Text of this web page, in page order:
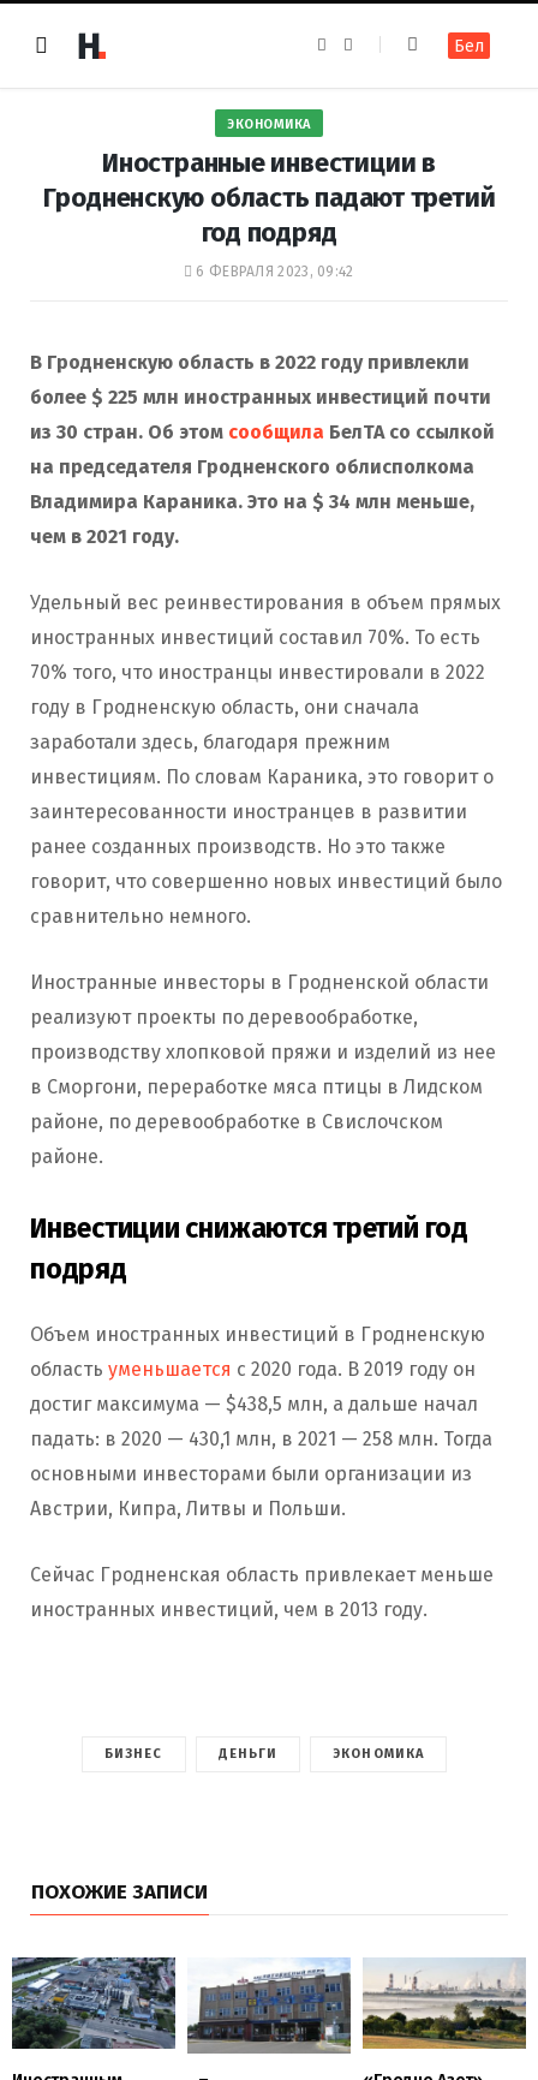
e
k
t
a
m
Бел
ЭКОНОМИКА
Иностранные инвестиции в
Гродненскую область падают третий
год подряд
6 ФЕВРАЛЯ 2023, 09:42
В Гродненскую область в 2022 году привлекли
более $ 225 млн иностранных инвестиций почти
из 30 стран. Об этом сообщила БелТА со ссылкой
на председателя Гродненского облисполкома
Владимира Караника. Это на $ 34 млн меньше,
чем в 2021 году.
Удельный вес реинвестирования в объем прямых
иностранных инвестиций составил 70%. То есть
70% того, что иностранцы инвестировали в 2022
году в Гродненскую область, они сначала
заработали здесь, благодаря прежним
инвестициям. По словам Караника, это говорит о
заинтересованности иностранцев в развитии
ранее созданных производств. Но это также
говорит, что совершенно новых инвестиций было
сравнительно немного.
Иностранные инвесторы в Гродненской области
реализуют проекты по деревообработке,
производству хлопковой пряжи и изделий из нее
в Сморгони, переработке мяса птицы в Лидском
районе, по деревообработке в Свислочском
районе.
Инвестиции снижаются третий год
подряд
Объем иностранных инвестиций в Гродненскую
область уменьшается с 2020 года. В 2019 году он
достиг максимума — $438,5 млн, а дальше начал
падать: в 2020 — 430,1 млн, в 2021 — 258 млн. Тогда
основными инвесторами были организации из
Австрии, Кипра, Литвы и Польши.
Сейчас Гродненская область привлекает меньше
иностранных инвестиций, чем в 2013 году.
БИЗНЕС ДЕНЬГИ ЭКОНОМИКА
ПОХОЖИЕ ЗАПИСИ